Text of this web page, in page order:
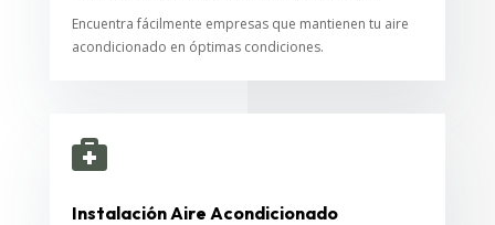
Encuentra fácilmente empresas que mantienen tu aire
acondicionado en óptimas condiciones.

Instalación Aire Acondicionado